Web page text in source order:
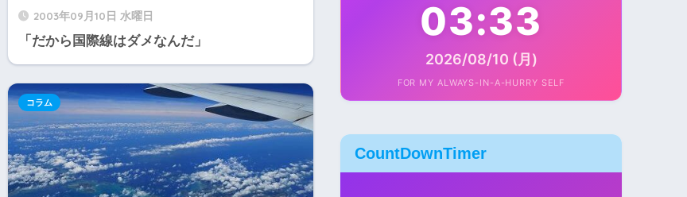
2003年09月10日 水曜日
「だから国際線はダメなんだ」
コラム
03:33
2026/08/10 (月)
FOR MY ALWAYS-IN-A-HURRY SELF
CountDownTimer